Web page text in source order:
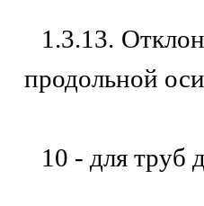
1.3.13.
продольной
10 - для труб